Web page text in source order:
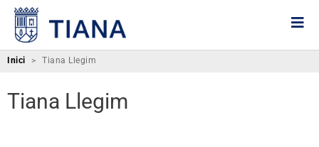
Inici > Tiana Llegim
Tiana Llegim